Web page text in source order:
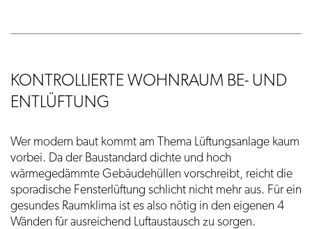
KONTROLLIERTE WOHNRAUM BE- UND
ENTLÜFTUNG
Wer modern baut kommt am Thema Lüftungsanlage kaum
vorbei. Da der Baustandard dichte und hoch
wärmegedämmte Gebäudehüllen vorschreibt, reicht die
sporadische Fensterlüftung schlicht nicht mehr aus. Für ein
gesundes Raumklima ist es also nötig in den eigenen 4
Wänden für ausreichend Luftaustausch zu sorgen.